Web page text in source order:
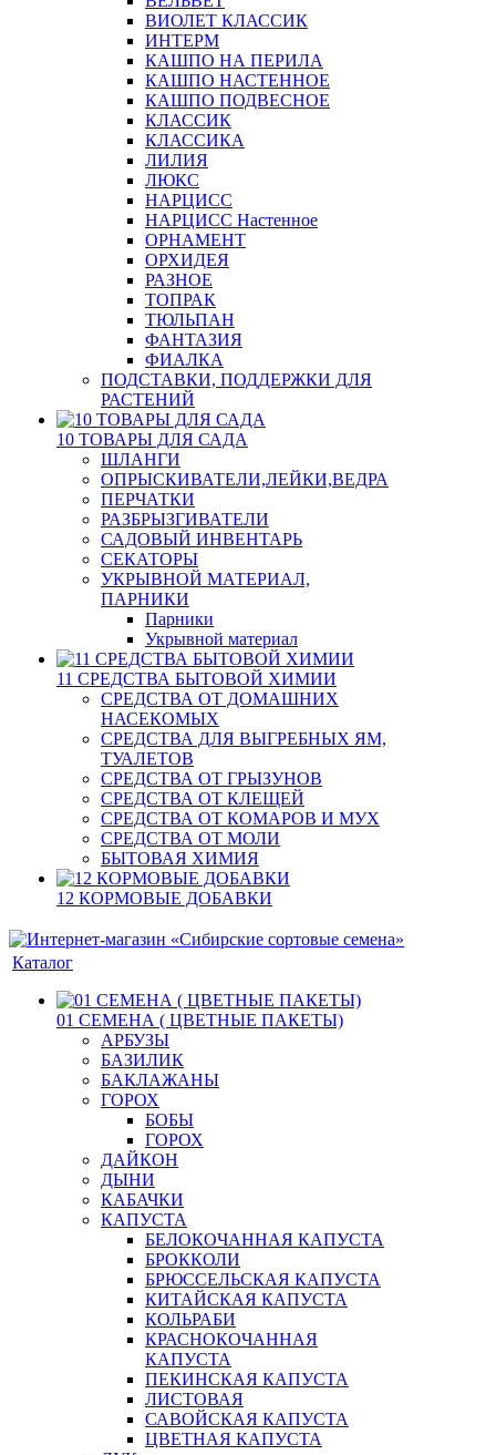
ВИОЛЕТ КЛАССИК
ИНТЕРМ
КАШПО НА ПЕРИЛА
КАШПО НАСТЕННОЕ
КАШПО ПОДВЕСНОЕ
КЛАССИК
КЛАССИКА
ЛИЛИЯ
ЛЮКС
НАРЦИСС
НАРЦИСС Настенное
ОРНАМЕНТ
ОРХИДЕЯ
РАЗНОЕ
ТОПРАК
ТЮЛЬПАН
ФАНТАЗИЯ
ФИАЛКА
ПОДСТАВКИ, ПОДДЕРЖКИ ДЛЯ
РАСТЕНИЙ
10 ТОВАРЫ ДЛЯ САДА
ШЛАНГИ
ОПРЫСКИВАТЕЛИ,ЛЕЙКИ,ВЕДРА
ПЕРЧАТКИ
РАЗБРЫЗГИВАТЕЛИ
САДОВЫЙ ИНВЕНТАРЬ
СЕКАТОРЫ
УКРЫВНОЙ МАТЕРИАЛ,
ПАРНИКИ
Парники
Укрывной материал
11 СРЕДСТВА БЫТОВОЙ ХИМИИ
СРЕДСТВА ОТ ДОМАШНИХ
НАСЕКОМЫХ
СРЕДСТВА ДЛЯ ВЫГРЕБНЫХ ЯМ,
ТУАЛЕТОВ
СРЕДСТВА ОТ ГРЫЗУНОВ
СРЕДСТВА ОТ КЛЕЩЕЙ
СРЕДСТВА ОТ КОМАРОВ И МУХ
СРЕДСТВА ОТ МОЛИ
БЫТОВАЯ ХИМИЯ
12 КОРМОВЫЕ ДОБАВКИ
Каталог
01 СЕМЕНА ( ЦВЕТНЫЕ ПАКЕТЫ)
АРБУЗЫ
БАЗИЛИК
БАКЛАЖАНЫ
ГОРОХ
БОБЫ
ГОРОХ
ДАЙКОН
ДЫНИ
КАБАЧКИ
КАПУСТА
БЕЛОКОЧАННАЯ КАПУСТА
БРОККОЛИ
БРЮССЕЛЬСКАЯ КАПУСТА
КИТАЙСКАЯ КАПУСТА
КОЛЬРАБИ
КРАСНОКОЧАННАЯ
КАПУСТА
ПЕКИНСКАЯ КАПУСТА
ЛИСТОВАЯ
САВОЙСКАЯ КАПУСТА
ЦВЕТНАЯ КАПУСТА